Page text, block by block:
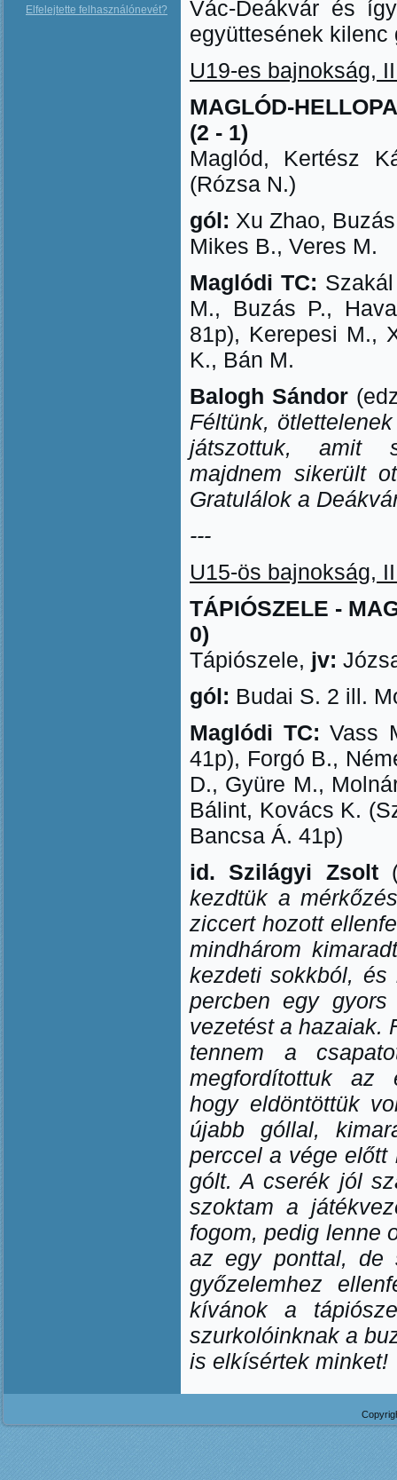
Elfelejtette felhasználónevét?
Vác-Deákvár és
együttesének
U19-es bajnokság,
MAGLÓD-
(2 - 1)
Maglód, Kertész
(Rózsa N.)
gól: Xu Zhao,
Mikes B., Veres M.
Maglódi TC:
M., Buzás P.,
81p), Kerepesi M.,
K., Bán M.
Balogh Sándor
Féltünk,
játszottuk, amit
majdnem sikerült
Gratulálok a
---
U15-ös bajnokság,
TÁPIÓSZELE -
0)
Tápiószele, jv:
gól: Budai S. 2 ill.
Maglódi TC: Vass
41p), Forgó B.,
D., Gyüre M.,
Bálint, Kovács K.
Bancsa Á. 41p)
id. Szilágyi Zsolt
kezdtük a
ziccert hozott
mindhárom
kezdeti sokkból,
percben egy
vezetést a hazaiak.
tennem a
megfordítottuk az
hogy eldöntöttük
újabb góllal,
perccel a vége előtt
gólt. A cserék jól
szoktam a
fogom, pedig lenne
az egy ponttal, de
győzelemhez
kívánok a
szurkolóinknak a
is elkísértek minket!